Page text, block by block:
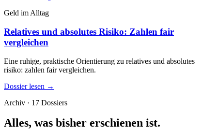
Geld im Alltag
Relatives und absolutes Risiko: Zahlen fair
vergleichen
Eine ruhige, praktische Orientierung zu relatives und absolutes
risiko: zahlen fair vergleichen.
Dossier lesen →
Archiv · 17 Dossiers
Alles, was bisher erschienen ist.